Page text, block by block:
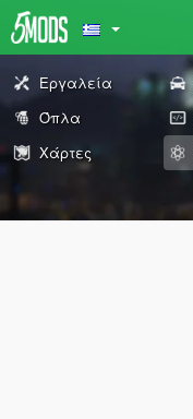
Εργαλεία
Όπλα
Χάρτες